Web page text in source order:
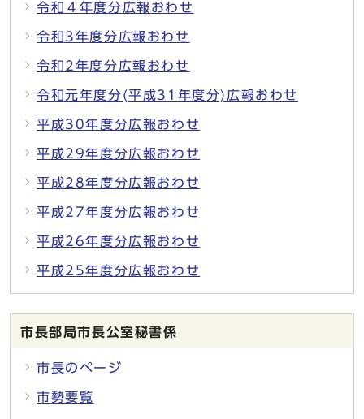
令和４年度分広報おわせ
令和3年度分広報おわせ
令和2年度分広報おわせ
令和元年度分(平成31年度分)広報おわせ
平成30年度分広報おわせ
平成29年度分広報おわせ
平成28年度分広報おわせ
平成27年度分広報おわせ
平成26年度分広報おわせ
平成25年度分広報おわせ
市長部局市長公室秘書係
市長のページ
市勢要覧